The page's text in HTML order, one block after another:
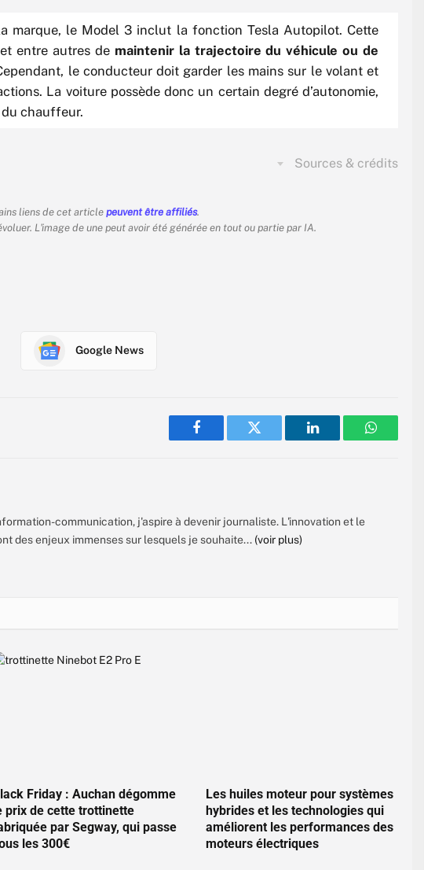
marque, le Model 3 inclut la fonction Tesla Autopilot. Cette
entre autres demaintenir la trajectoire du véhicule ou de
le conducteur doit garder les mains sur le volant et
La voiture possède donc un certain degré d’autonomie,
chauffeur.
Sources & crédits
liens de cet articlepeuvent être affiliés.
L'image de une peut avoir été générée en tout ou partie par IA.
Google News
Facebook Twitter LinkedIn WhatsApp
communication, j'aspire à devenir journaliste. L'innovation et le
des enjeux immenses sur lesquels je souhaite... (voir plus)
Friday : Auchan dégomme
prix de cette trottinette
par Segway, qui passe
les 300€
Les huiles moteur pour systèmes
hybrides et les technologies qui
améliorent les performances des
moteurs électriques